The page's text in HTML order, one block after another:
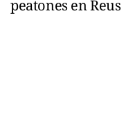
peatones en Reus